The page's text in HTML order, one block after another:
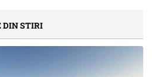
DIN STIRI